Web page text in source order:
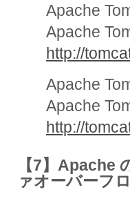
Apache
Apache
http://
Apache
Apache
http://
【7】Apache
ァオーバーフ